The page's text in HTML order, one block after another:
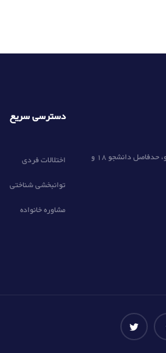
مشهد مقدس، بلوار دانشجو، حدفاصل دانشجو 18 و
دسترسی سریع
اختلالات فردی
توانبخشی شناختی
مشاوره خانواده